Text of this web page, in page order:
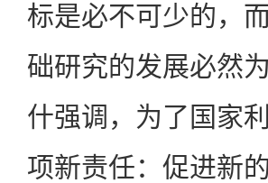
标是必不可少的，
础研究的发展必然
什强调，为了国家
项新责任：促进新